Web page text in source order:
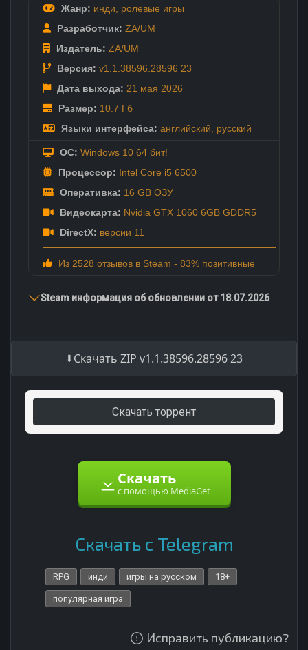
Жанр: инди
ролевые игры
Разработчик: ZA/UM
Издатель: ZA/UM
Версия: v1.1.38596.28596 23
Дата выхода: 21 мая 2026
Размер: 10.7 Гб
Языки интерфейса: английский русский
ОС: Windows 10 64 бит!
Процессор: Intel Core i5 6500
Оперативка: 16 GB ОЗУ
Видеокарта: Nvidia GTX 1060 6GB GDDR5
DirectX: версии 11
Из 2528 отзывов в Steam - 83% позитивные
Steam информация об обновлении от 18.07.2026
Скачать ZIP v1.1.38596.28596 23
Скачать торрент
Скачать
с помощью MediaGet
Скачать с Telegram
RPG инди игры на русском 18+
популярная игра
Исправить публикацию?